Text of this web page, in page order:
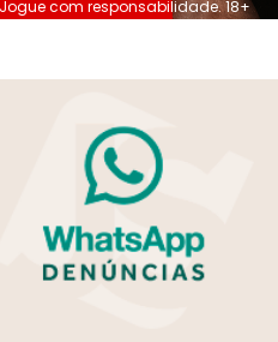
Jogue com responsabilidade. 18+